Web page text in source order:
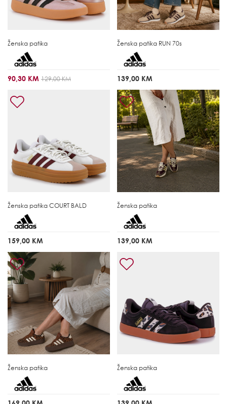
Ženska patika
90,30 KM 129,00 KM
Ženska patika RUN 70s
139,00 KM
Ženska patika COURT BALD
159,00 KM
Ženska patika
139,00 KM
Ženska patika Ženska patika